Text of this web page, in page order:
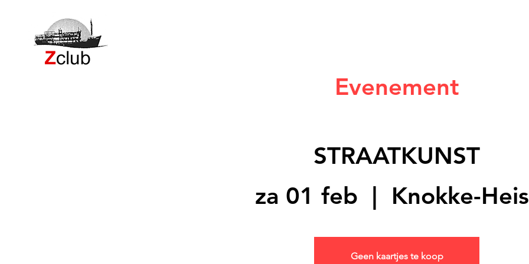
Evenement
STRAATKUNST
za 01 feb
  |
Knokke-
Geen kaartjes te koop